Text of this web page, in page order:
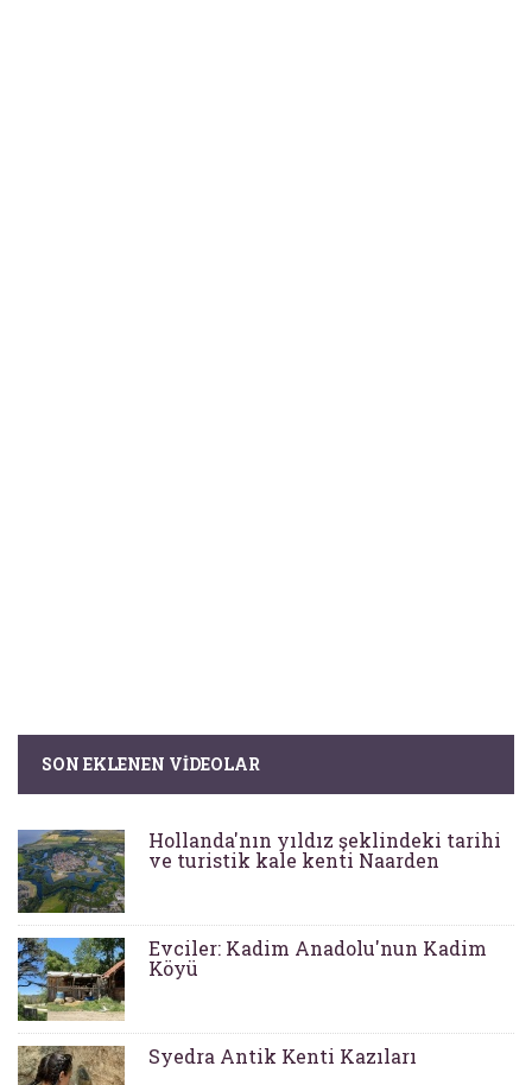
SON EKLENEN VIDEOLAR
Hollanda'nın yıldız şeklindeki tarihi
ve turistik kale kenti Naarden
Evciler: Kadim Anadolu'nun Kadim
Köyü
Syedra Antik Kenti Kazıları